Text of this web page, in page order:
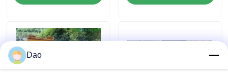
紫外線CIPP装置
紫外線治されたCIPP
Dao